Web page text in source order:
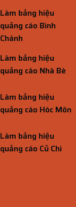
Làm bảng hiệu
quảng cáo Bình
Chánh
Làm bảng hiệu
quảng cáo Nhà Bè
Làm bảng hiệu
quảng cáo Hóc Môn
Làm bảng hiệu
quảng cáo Củ Chi